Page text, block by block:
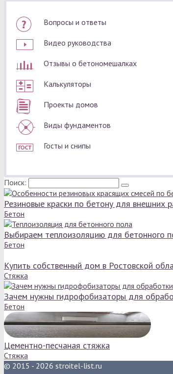
Вопросы и ответы
Видео руководства
Отзывы о бетономешалках
Калькуляторы
Проекты домов
Виды фундаментов
Госты и снипы
Поиск:
Резиновые краски по бетону для внешних
Бетон
Выбираем теплоизоляцию для бетонного
Бетон
Купить собственный дом в Ростовской
Стяжка
Зачем нужны гидрофобизаторы для
Бетон
Цементно-песчаная стяжка
Стяжка
© 2015 - 2026 stroitel-list.ru